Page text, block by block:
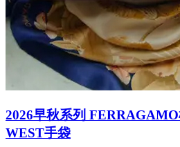
2026早秋系列
WEST手袋